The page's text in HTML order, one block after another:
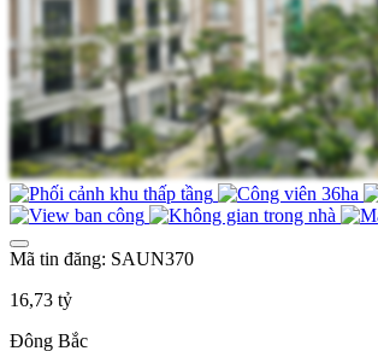
Mã tin đăng: SAUN370
16,73 tỷ
Đông Bắc